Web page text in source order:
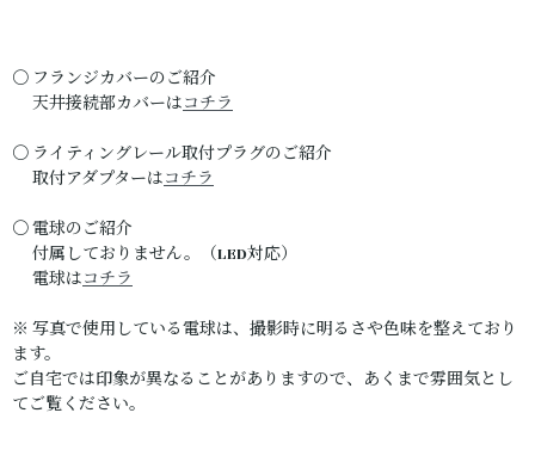
〇 フランジカバーのご紹介
天井接続部カバーはコチラ
〇 ライティングレール取付プラグのご紹介
取付アダプターはコチラ
〇 電球のご紹介
付属しておりません。（LED対応）
電球はコチラ
※ 写真で使用している電球は、撮影時に明るさや色味を整えており
ます。
ご自宅では印象が異なることがありますので、あくまで雰囲気とし
てご覧ください。